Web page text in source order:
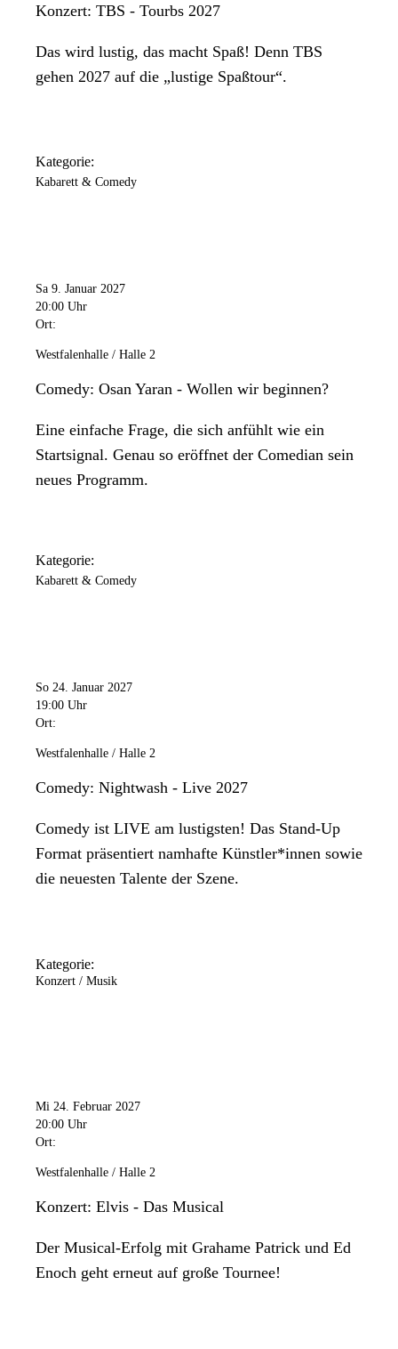
Konzert: TBS - Tourbs 2027
Das wird lustig, das macht Spaß! Denn TBS
gehen 2027 auf die „lustige Spaßtour“.
Kategorie:
Kabarett & Comedy
Sa 9. Januar 2027
20:00 Uhr
Ort:
Westfalenhalle / Halle 2
Comedy: Osan Yaran - Wollen wir beginnen?
Eine einfache Frage, die sich anfühlt wie ein
Startsignal. Genau so eröffnet der Comedian sein
neues Programm.
Kategorie:
Kabarett & Comedy
So 24. Januar 2027
19:00 Uhr
Ort:
Westfalenhalle / Halle 2
Comedy: Nightwash - Live 2027
Comedy ist LIVE am lustigsten! Das Stand-Up
Format präsentiert namhafte Künstler*innen sowie
die neuesten Talente der Szene.
Kategorie:
Konzert / Musik
Mi 24. Februar 2027
20:00 Uhr
Ort:
Westfalenhalle / Halle 2
Konzert: Elvis - Das Musical
Der Musical-Erfolg mit Grahame Patrick und Ed
Enoch geht erneut auf große Tournee!